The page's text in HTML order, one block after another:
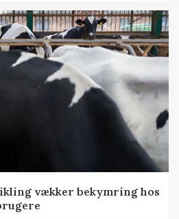
vækker bekymring hos